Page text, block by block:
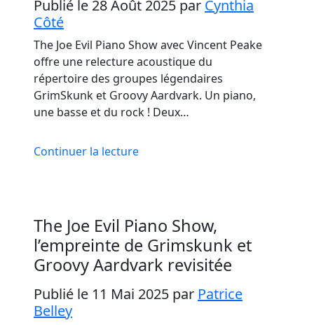
Publié le 28 Août 2025 par Cynthia
Côté
The Joe Evil Piano Show avec Vincent Peake
offre une relecture acoustique du
répertoire des groupes légendaires
GrimSkunk et Groovy Aardvark. Un piano,
une basse et du rock ! Deux…
Continuer la lecture
The Joe Evil Piano Show,
l’empreinte de Grimskunk et
Groovy Aardvark revisitée
Publié le 11 Mai 2025 par Patrice
Belley